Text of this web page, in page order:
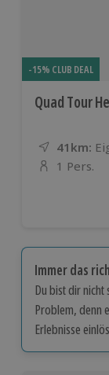
-15% CLUB DEAL
Quad Tour
41km:
Anzahl der
1 Pers.
Immer das
Du bist dir nicht
Problem, denn
Erlebnisse